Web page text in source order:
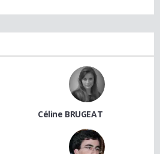
Céline BRUGEAT